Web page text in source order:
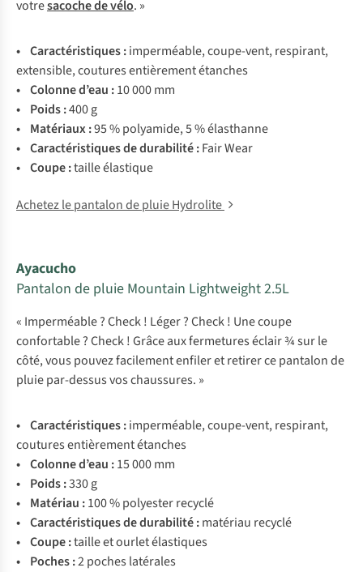
votresacoche de vélo. »
• Caractéristiques:imperméable,coupe-vent,respirant,
extensible,couturesentièrementétanches
• Colonned’eau :10 000 mm
• Poids:400 g
• Matériaux:95 %polyamide,5 %élasthanne
• Caractéristiquesdedurabilité:FairWear
• Coupe:tailleélastique
Achetez le pantalon de pluie Hydrolite
Ayacucho
Pantalon de pluie Mountain Lightweight 2.5L
« Imperméable ? Check ! Léger ? Check ! Une coupe
confortable ? Check ! Grâce aux fermetures éclair ¾ sur le
côté, vous pouvez facilement enfiler et retirer ce pantalon de
pluie par-dessus vos chaussures. »
• Caractéristiques:imperméable,coupe-vent,respirant,
couturesentièrementétanches
• Colonned’eau :15 000 mm
• Poids:330 g
• Matériau :100 %polyesterrecyclé
• Caractéristiquesdedurabilité:matériau recyclé
• Coupe:tailleetourletélastiques
• Poches:2poches latérales